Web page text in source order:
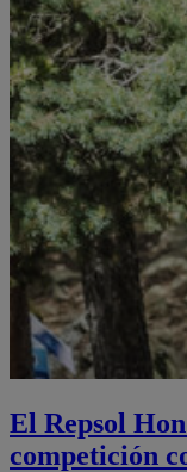
El Repsol
competición